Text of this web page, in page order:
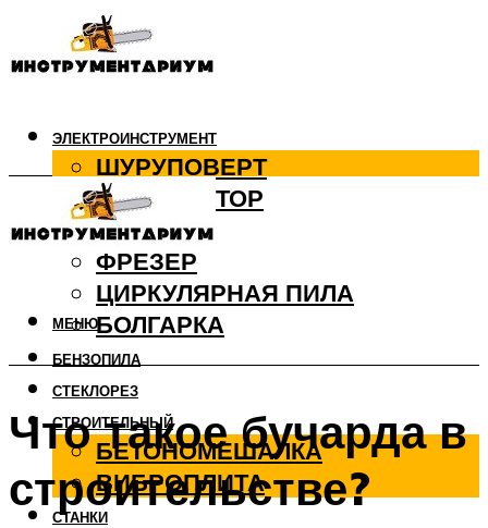
ЭЛЕКТРОИНСТРУМЕНТ
ШУРУПОВЕРТ
ПЕРФОРАТОР
ДРЕЛЬ
ФРЕЗЕР
ЦИРКУЛЯРНАЯ ПИЛА
БОЛГАРКА
БЕНЗОПИЛА
СТЕКЛОРЕЗ
СТРОИТЕЛЬНЫЙ
БЕТОНОМЕШАЛКА
ВИБРОПЛИТА
СТАНКИ
МЕНЮ
Что такое бучарда в
строительстве?